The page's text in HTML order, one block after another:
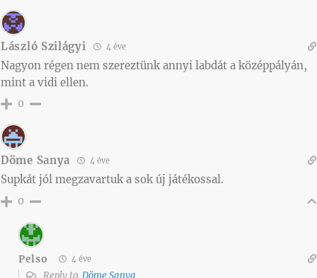
László Szilágyi 4 éve
Nagyon régen nem szereztünk annyi labdát a középpályán,
mint a vidi ellen.
0
Döme Sanya 4 éve
Supkát jól megzavartuk a sok új játékossal.
0
Pelso 4 éve